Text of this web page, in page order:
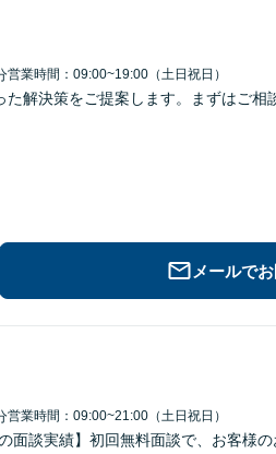
営業時間：09:00~19:00（土日祝日）
解決策をご提案します。まずはご相
メールで
営業時間：09:00~21:00（土日祝日）
談実績】初回無料面談で、お客様